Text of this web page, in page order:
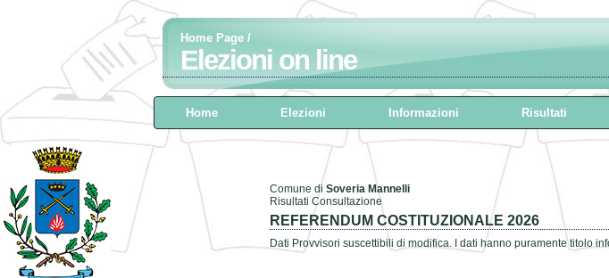
Home Page /
Elezioni on line
Home Elezioni Informazioni Risultati
Comune di Soveria Mannelli
Risultati Consultazione
REFERENDUM COSTITUZIONALE 2026
Dati Provvisori suscettibili di modifica. I dati hanno puramente titolo